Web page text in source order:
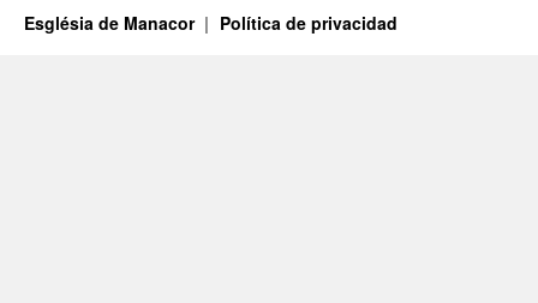
Església de Manacor Política de privacidad